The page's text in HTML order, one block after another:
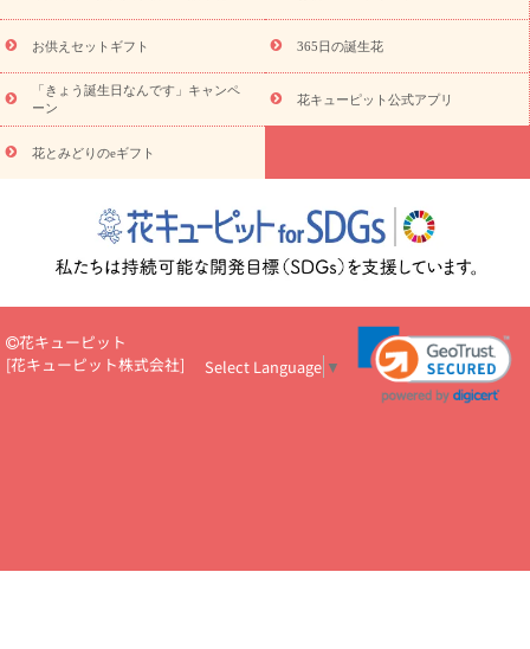
キューピットのeGfit
カラー ピンク イエローオレンジ
レッ
ド
お花の種類 トルコキキョウ
お祝い お祝い・3000円～ お祝い・4000円～
お祝い・
5000円～
お祝い・7000円～ お祝い・ 10000円～
お供え・お
悔やみ
円～
お供え・お悔やみ・
読み物
いのマナー
定年退職祝いのマナー
お祝いを贈るときのマナー・
花キューピットのお祝いコラム一覧
誕生日のお花を「色
彩心理学」で選ぶ方法
結婚祝いの予算相場
出産祝いお役立ち情
ール
新築引っ越し祝いコラム お祝い花のマナー総まとめ
職
場上司や先輩へ贈るお祝い花の正解は？
開店祝いの花 選び方ガイ
あり)
花キューピット×専門家
CO2排出量削減 / SDGsを考える
お供えセットギフト 365日の誕生花
「きょう誕生日なんです」キャンペ
ーン
花キューピット公式アプリ
花とみどりのeギフト
花キューピット
[花キューピット株式会社] Select Language ▼